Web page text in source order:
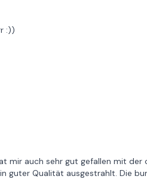
:))
mir auch sehr gut gefallen mit der
guter Qualität ausgestrahlt. Die